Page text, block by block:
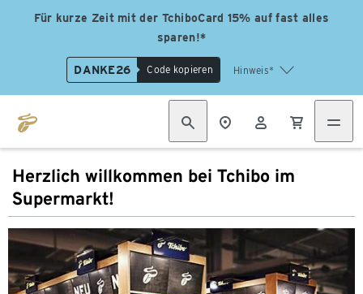
Für kurze Zeit mit der TchiboCard 15% auf fast alles
sparen!*
DANKE26 Code kopieren Hinweis*
Herzlich willkommen bei Tchibo im
Supermarkt!